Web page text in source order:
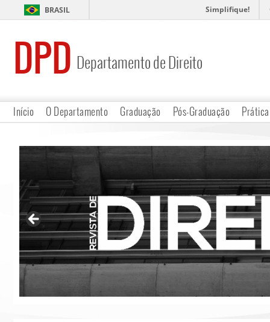
BRASIL Simplifique!
DPD Departamento de Direito
Início O Departamento Graduação Pós-Graduação